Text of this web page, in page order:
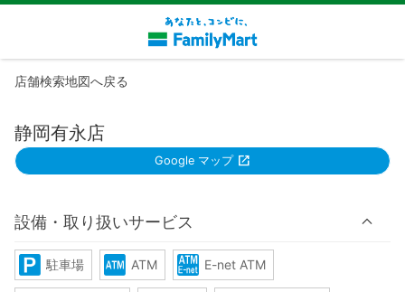
店舗検索地図へ戻る
静岡有永店
Google マップ
設備・取り扱いサービス
駐車場 ATM E-net ATM